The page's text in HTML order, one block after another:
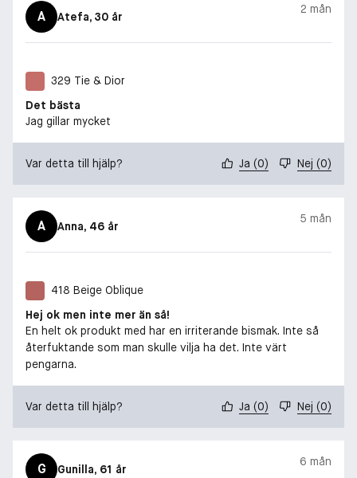
A Atefa, 30 år
2 mån
329 Tie & Dior
Det bästa
Jag gillar mycket
Var detta till hjälp? Ja (0) Nej (0)
A Anna, 46 år
5 mån
418 Beige Oblique
Hej ok men inte mer än så!
En helt ok produkt med har en irriterande bismak. Inte så
återfuktande som man skulle vilja ha det. Inte värt
pengarna.
Var detta till hjälp? Ja (0) Nej (0)
G Gunilla, 61 år
6 mån